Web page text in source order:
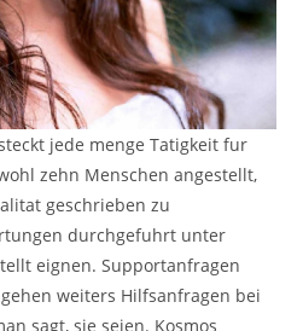
jede menge Tatigkeit fur
zehn Menschen angestellt,
geschrieben zu
durchgefuhrt unter
eignen. Supportanfragen
weiters Hilfsanfragen bei
sagt, sie seien. Kosmos